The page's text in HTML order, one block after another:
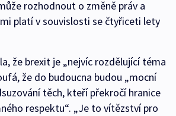
rozhodnout o změně práv a
platí v souvislosti se čtyřiceti lety
že brexit je „nejvíc rozdělující téma
že do budoucna budou „mocní
těch, kteří překročí hranice
respektu“. „Je to vítězství pro